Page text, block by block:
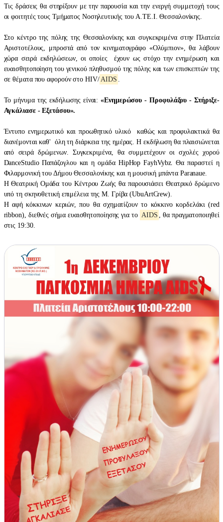
Τις δράσεις θα στηρίξουν με την παρουσία και την ενεργή συμμετοχή τους
οι φοιτητές τους Τμήματος Νοσηλευτικής του Α.ΤΕ.Ι. Θεσσαλονίκης.
Στο κέντρο της πόλης της Θεσσαλονίκης και συγκεκριμένα στην Πλατεία
Αριστοτέλους, μπροστά από τον κινηματογράφο «Ολύμπιον», θα λάβουν
χώρα σειρά εκδηλώσεων, οι οποίες έχουν ως στόχο την ενημέρωση και
ευαισθητοποίηση του γενικού πληθυσμού της πόλης και των επισκεπτών της
σε θέματα που αφορούν στο HIV/AIDS .
Το μήνυμα της εκδήλωσης είναι:«Ενημερώσου - Προφυλάξου - Στήριξε-
Αγκάλιασε - Εξετάσου».
Έντυπο ενημερωτικό και προωθητικό υλικό καθώς και προφυλακτικά θα
διανέμονται καθ' όλη τη διάρκεια της ημέρας. Η εκδήλωση θα πλαισιώνεται
από σειρά δρώμενων. Συγκεκριμένα, θα συμμετέχουν οι σχολές χορού
DanceStudio Παπάζογλου και η ομάδα HipHop FayhVybz. Θα παραστεί η
Φιλαρμονική του Δήμου Θεσσαλονίκης και η μουσική μπάντα Paranaue.
Η Θεατρική Ομάδα του Κέντρου Ζωής θα παρουσιάσει Θεατρικό δρώμενο
υπό τη σκηνοθετική επιμέλεια της Μ. Γρίβα (UbuArtCrew).
Η αφή κόκκινων κεριών, που θα σχηματίζουν το κόκκινο κορδελάκι (red
ribbon), διεθνές σήμα ευαισθητοποίησης για το AIDS , θα πραγματοποιηθεί
στις 19:30.